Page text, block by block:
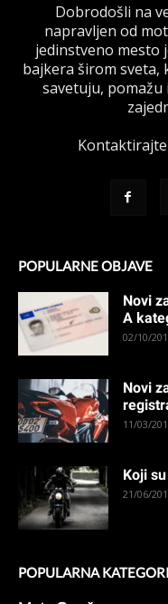
Dobrodošli na
napravljen od
jedinstveno mesto
bajkera širom sveta,
savetuju,
Kontaktirajte
POPULARNE OBJAVE
Novi
A
02/10/
Novi
11/03/
Koji
21/06/
POPULARNA